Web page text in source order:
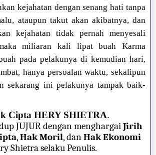
kejahatan dengan senang hati tanpa
ataupun takut akan akibatnya, dan
kejahatan tidak pernah menyesali
miliaran kali lipat buah Karma
pada pelakunya di kemudian hari,
hanya persoalan waktu, sekalipun
sekarang ini pelakunya tampak baik-
Cipta HERY SHIETRA.
JUJUR dengan menghargaiJirih
,Hak Moril, danHak Ekonomi
Shietra selaku Penulis.